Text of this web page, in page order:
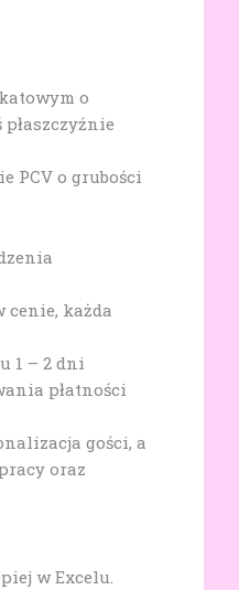
o
PCV o grubości
cenie, każda
1 – 2 dni
płatności
gości, a
oraz
w Excelu.